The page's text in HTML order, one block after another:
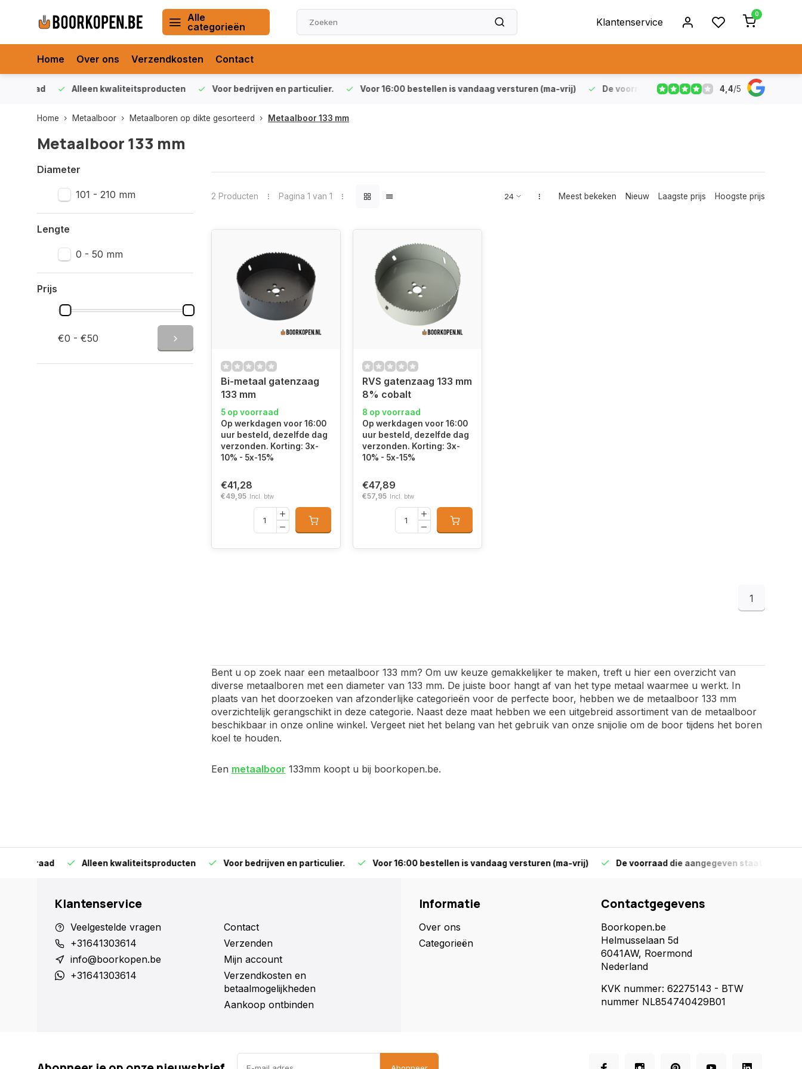
Alle
categorieën
Klantenservice
0
Home Over ons Verzendkosten Contact
Alleen kwaliteitsproducten Voor bedrijven en particulier. Voor 16:00 bestellen is vandaag versturen (ma-vrij) De voorraad die aangegeven staat is ook echt op
4,4/5
Home Metaalboor Metaalboren op dikte gesorteerd Metaalboor 133 mm
Metaalboor 133 mm
Diameter
101 - 210 mm
Lengte
0 - 50 mm
Prijs
€0 - €50
2 Producten Pagina 1 van 1 Meest bekeken Nieuw Laagste prijs Hoogste prijs
Bi-metaal gatenzaag
133 mm
5 op voorraad
Op werkdagen voor 16:00
uur besteld, dezelfde dag
verzonden. Korting: 3x-
10% - 5x-15%
€41,28
€49,95 Incl. btw
RVS gatenzaag 133 mm
8% cobalt
8 op voorraad
Op werkdagen voor 16:00
uur besteld, dezelfde dag
verzonden. Korting: 3x-
10% - 5x-15%
€47,89
€57,95 Incl. btw
1
Bent u op zoek naar een metaalboor 133 mm? Om uw keuze gemakkelijker te maken, treft u hier een overzicht van
diverse metaalboren met een diameter van 133 mm. De juiste boor hangt af van het type metaal waarmee u werkt. In
plaats van het doorzoeken van afzonderlijke categorieën voor de perfecte boor, hebben we de metaalboor 133 mm
overzichtelijk gerangschikt in deze categorie. Naast deze maat hebben we een uitgebreid assortiment van de metaalboor
beschikbaar in onze online winkel. Vergeet niet het belang van het gebruik van onze snijolie om de boor tijdens het boren
koel te houden.
Een metaalboor 133mm koopt u bij boorkopen.be.
Alleen kwaliteitsproducten Voor bedrijven en particulier. Voor 16:00 bestellen is vandaag versturen (ma-vrij) De voorraad die aangegeven staat is ook echt op
Klantenservice
Veelgestelde vragen
+31641303614
info@boorkopen.be
+31641303614
Contact
Verzenden
Mijn account
Verzendkosten en
betaalmogelijkheden
Aankoop ontbinden
Informatie
Over ons
Categorieën
Contactgegevens
Boorkopen.be
Helmusselaan 5d
6041AW, Roermond
Nederland
KVK nummer: 62275143 - BTW
nummer NL854740429B01